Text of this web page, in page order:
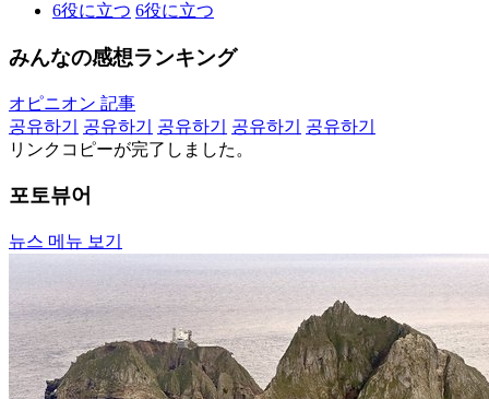
6役に立つ 6役に立つ
みんなの感想ランキング
オピニオン 記事
공유하기
공유하기 공유하기 공유하기
공유하기
リンクコピーが完了しました。
포토뷰어
뉴스 메뉴 보기